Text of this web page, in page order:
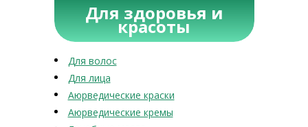
Для здоровья и
красоты
Для волос
Для лица
Аюрведические краски
Аюрведические кремы